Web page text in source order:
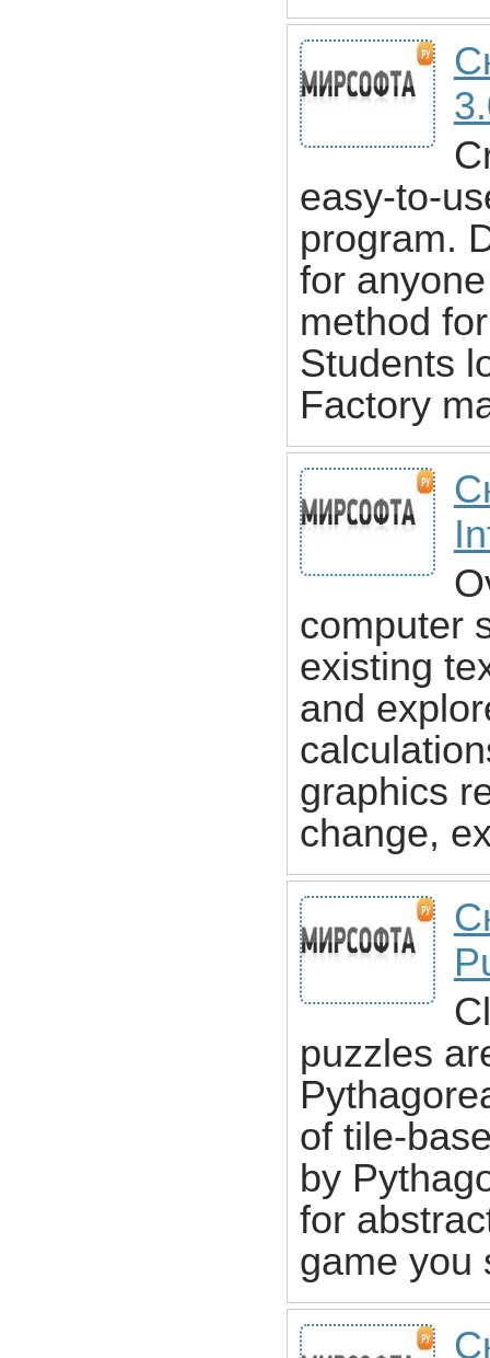
easy-to-
program.
for
method
Students
Factory
computer
existing
and
graphics
change,
puzzles
of tile-
by
for
game you